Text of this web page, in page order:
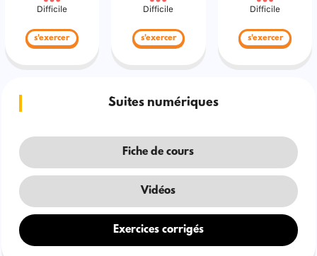
Difficile
s'exercer
Difficile
s'exercer
Difficile
s'exercer
Suites numériques
Fiche de cours
Vidéos
Exercices corrigés